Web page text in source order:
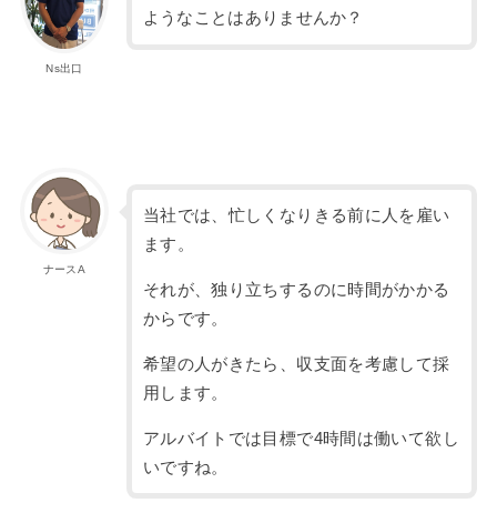
Ns出口
ようなことはありませんか？
ナースA
当社では、忙しくなりきる前に人を雇い
ます。
それが、独り立ちするのに時間がかかる
からです。
希望の人がきたら、収支面を考慮して採
用します。
アルバイトでは目標で4時間は働いて欲し
いですね。